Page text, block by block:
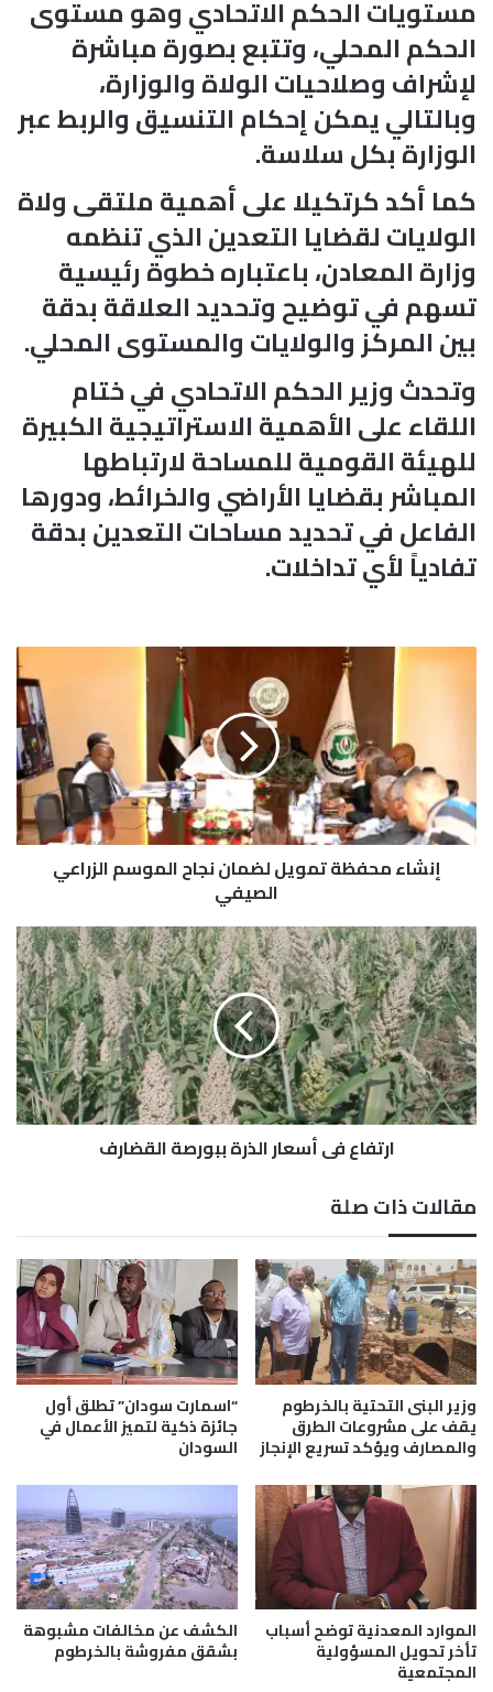
مستويات الحكم الاتحادي وهو مستوى
الحكم المحلي، وتتبع بصورة مباشرة
لإشراف وصلاحيات الولاة والوزارة،
وبالتالي يمكن إحكام التنسيق والربط عبر
الوزارة بكل سلاسة.
كما أكد كرتكيلا على أهمية ملتقى ولاة
الولايات لقضايا التعدين الذي تنظمه
وزارة المعادن، باعتباره خطوة رئيسية
تسهم في توضيح وتحديد العلاقة بدقة
بين المركز والولايات والمستوى المحلي.
وتحدث وزير الحكم الاتحادي في ختام
اللقاء على الأهمية الاستراتيجية الكبيرة
للهيئة القومية للمساحة لارتباطها
المباشر بقضايا الأراضي والخرائط، ودورها
الفاعل في تحديد مساحات التعدين بدقة
تفادياً لأي تداخلات.
ح
ف
ظ
و
ي
ل
ل
ض
م
ا
ن
ن
ا
ل
م
و
س
م
ا
ل
ز
ر
ا
ي
ف
ي
إنشاء محفظة تمويل لضمان نجاح الموسم الزراعي
الصيفي
ا
ر
ت
ف
ا
ع
ف
ي
أ
ر
ا
ل
ذ
ر
ة
ب
ب
و
ر
ص
ا
ر
ف
ارتفاع في أسعار الذرة ببورصة القضارف
مقالات ذات صلة
وزير البنى التحتية بالخرطوم
يقف على مشروعات الطرق
والمصارف ويؤكد تسريع الإنجاز
“اسمارت سودان” تطلق أول
جائزة ذكية لتميز الأعمال في
السودان
الموارد المعدنية توضح أسباب
تأخر تحويل المسؤولية
المجتمعية
الكشف عن مخالفات مشبوهة
بشقق مفروشة بالخرطوم